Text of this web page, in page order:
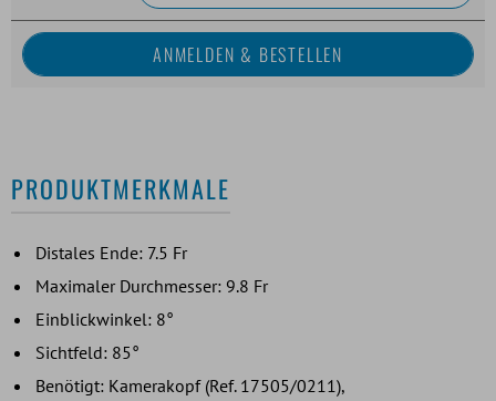
PRODUKTMERKMALE
Distales Ende: 7.5 Fr
Maximaler Durchmesser: 9.8 Fr
Einblickwinkel: 8°
Sichtfeld: 85°
Benötigt: Kamerakopf (Ref. 17505/0211),